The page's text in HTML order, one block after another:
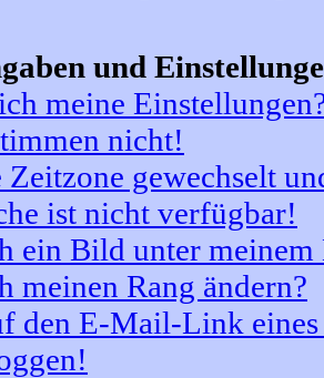
und
meine
nicht!
Zeitzone gewechselt
ist nicht verfügbar!
ein Bild unter meinem
meinen Rang ändern?
den E-Mail-Link